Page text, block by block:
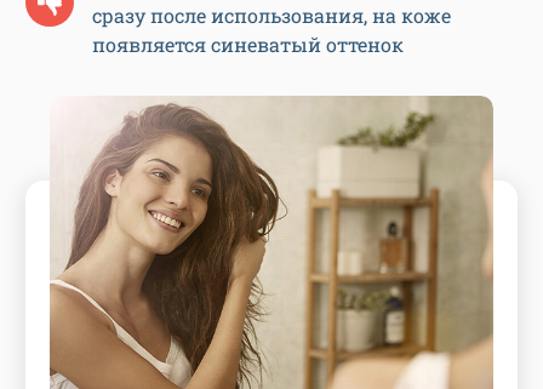
сразу после использования, на коже
появляется синеватый оттенок